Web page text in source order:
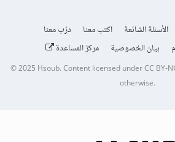
الأسئلة الشائعة اكتب معنا
درّب معنا
بيان الخصوصية مركز المساعدة
© 2025Hsoub.Content licensed underCC BY-
otherwise.